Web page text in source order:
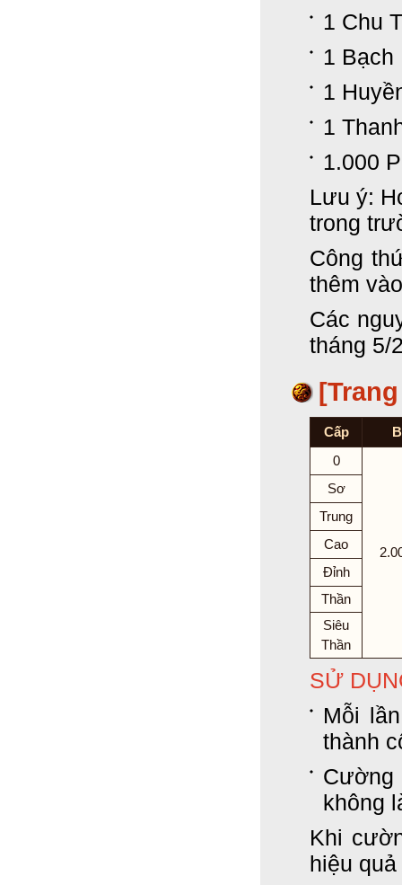
1 Chu
1 Bạch
1
1
1.000
Lưu ý:
trong
Công
thêm
Các
tháng 5/
Cấp
0
Sơ
Trung
Cao
Đỉnh
Thần
Siêu
Thần
SỬ
Mỗi
thành
không
Khi
hiệu